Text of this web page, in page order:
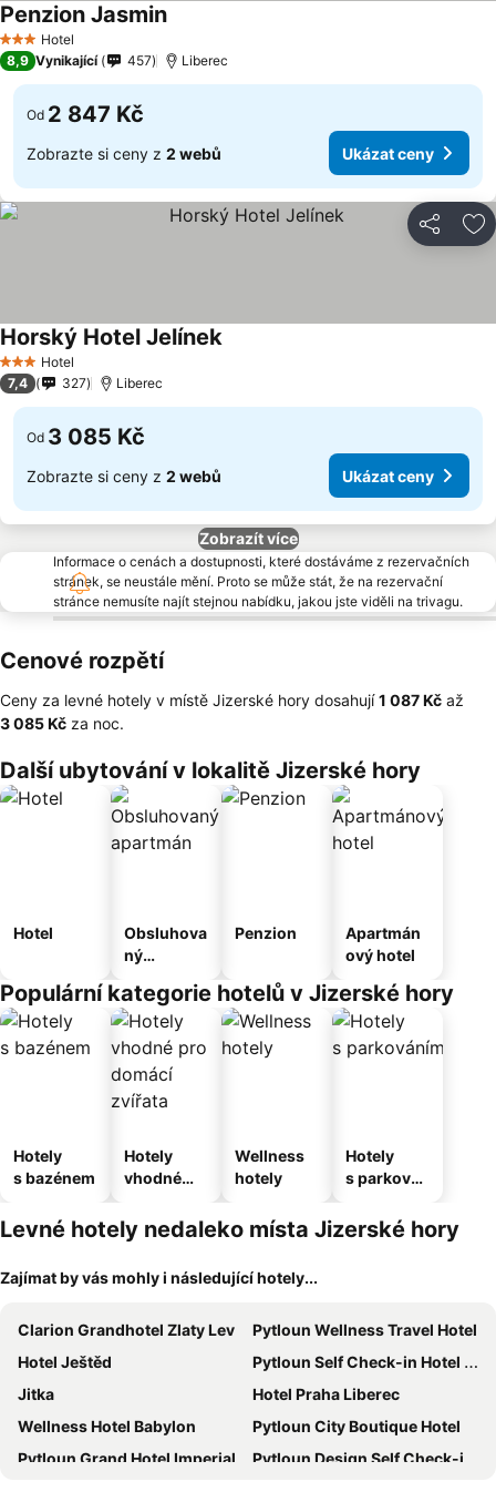
3 Počet hvězdiček
Hotel
Penzion JasminUkázat ceny
8,9 Vynikající 457 Liberec
Od 2 847 Kč
Zobrazte si ceny z 2 webů Ukázat ceny
Sdílet
3 Počet hvězdiček
Hotel
Horský Hotel JelínekUkázat ceny
7,4 327 Liberec
Od 3 085 Kč
Zobrazte si ceny z 2 webů Ukázat ceny
Zobrazít více
Informace o cenách a dostupnosti, které dostáváme z rezervačních
stránek, se neustále mění. Proto se může stát, že na rezervační
stránce nemusíte najít stejnou nabídku, jakou jste viděli na trivagu.
Cenové rozpětí
Ceny za levné hotely v místě Jizerské hory dosahují‎1 087 Kč až
‎3 085 Kč za noc.
Další ubytování v lokalitě Jizerské hory
Hotel
Obsluhova
ný
Penzion
Apartmán
ový hotel
Populární kategorie hotelů v Jizerské hory
Hotely
s bazénem
Hotely
vhodné
domácí
zvířata
Wellness
hotely
Hotely
s parkován
Levné hotely nedaleko místa Jizerské hory
Zajímat by vás mohly i následující hotely...
Clarion Grandhotel Zlaty Lev
Pytloun Wellness Travel Hotel
Hotel Ještěd
Pytloun Self Check-in Hotel Liberec
Jitka
Hotel Praha Liberec
Wellness Hotel Babylon
Pytloun City Boutique Hotel
Pytloun Grand Hotel Imperial
Pytloun Design Self Check-in Hotel